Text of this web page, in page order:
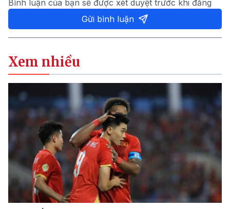
Bình luận của bạn sẽ được xét duyệt trước khi đăng
Gửi bình luận
Xem nhiều